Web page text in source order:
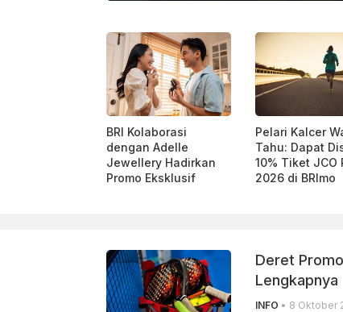
BRI Kolaborasi
dengan Adelle
Jewellery Hadirkan
Promo Eksklusif
Pelari Kalcer
Tahu: Dapat
10% Tiket JCO
2026 di BRImo
Deret
Lengkapnya
INFO • 8 Oktober